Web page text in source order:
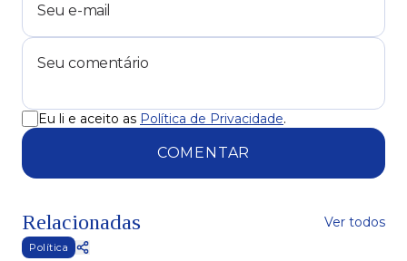
Eu li e aceito as Política de Privacidade.
COMENTAR
Relacionadas Ver todos
Política